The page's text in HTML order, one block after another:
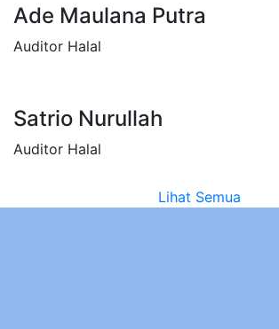
Ade Maulana Putra
Auditor Halal
Satrio Nurullah
Auditor Halal
Lihat Semua